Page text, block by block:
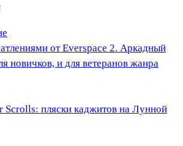
от Everspace 2. Аркадный
новичков, и для ветеранов жанра
пляски каджитов на Лунной